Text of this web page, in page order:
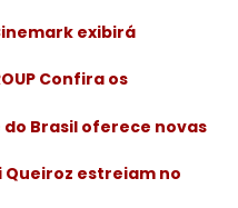
exibirá
Confira os
do Brasil oferece novas
Queiroz estreiam no